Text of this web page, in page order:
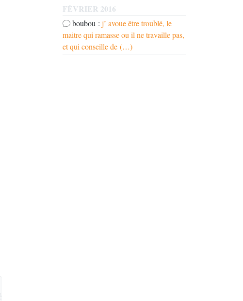
FÉVRIER 2016
boubou : j’ avoue être troublé, le
maitre qui ramasse ou il ne travaille pas,
et qui conseille de (…)